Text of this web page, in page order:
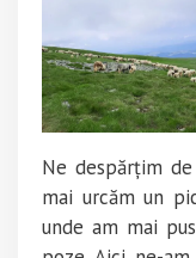
Ne despărțim
mai urcăm un
unde am mai